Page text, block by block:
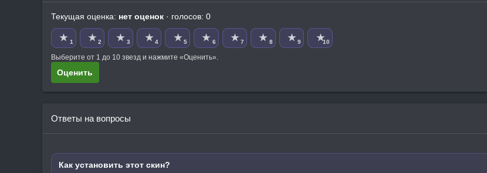
Текущая оценка: нет оценок · голосов: 0
★ 1 ★ 2 ★ 3 ★ 4 ★ 5 ★ 6 ★ 7 ★ 8 ★ 9 ★10
Выберите от 1 до 10 звезд и нажмите «Оценить».
Оценить
Ответы на вопросы
Как установить этот скин?